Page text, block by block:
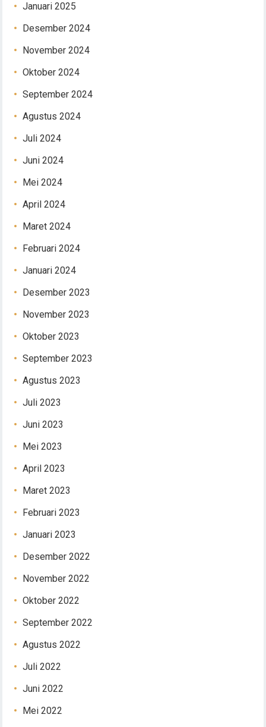
Januari 2025
Desember 2024
November 2024
Oktober 2024
September 2024
Agustus 2024
Juli 2024
Juni 2024
Mei 2024
April 2024
Maret 2024
Februari 2024
Januari 2024
Desember 2023
November 2023
Oktober 2023
September 2023
Agustus 2023
Juli 2023
Juni 2023
Mei 2023
April 2023
Maret 2023
Februari 2023
Januari 2023
Desember 2022
November 2022
Oktober 2022
September 2022
Agustus 2022
Juli 2022
Juni 2022
Mei 2022